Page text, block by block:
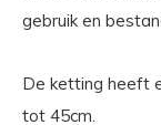
gebruik en
De ketting heeft
tot 45cm.